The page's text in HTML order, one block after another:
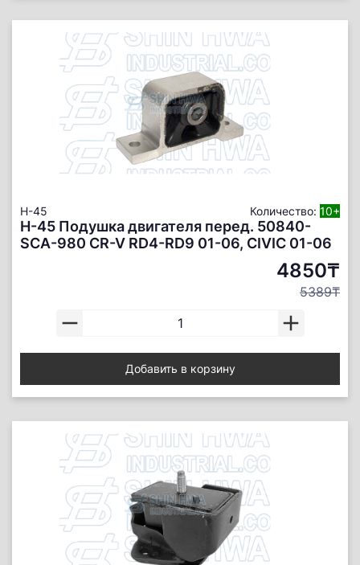
H-45 Количество: 10+
H-45 Подушка двигателя перед. 50840-
SCA-980 CR-V RD4-RD9 01-06, CIVIC 01-06
4850₸
5389₸
Добавить в корзину